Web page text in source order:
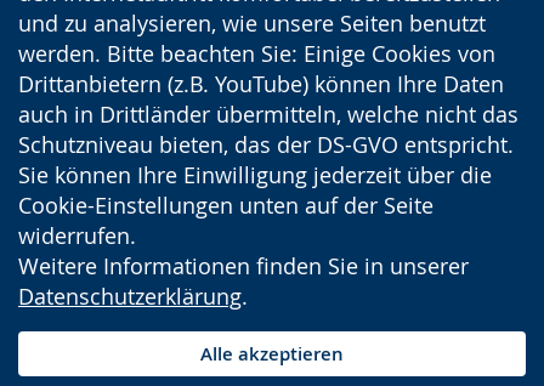
und zu analysieren, wie unsere Seiten benutzt
werden. Bitte beachten Sie: Einige Cookies von
Drittanbietern (z.B. YouTube) können Ihre Daten
auch in Drittländer übermitteln, welche nicht das
Schutzniveau bieten, das der DS-GVO entspricht.
Sie können Ihre Einwilligung jederzeit über die
Cookie-Einstellungen unten auf der Seite
widerrufen.
Weitere Informationen finden Sie in unserer
Datenschutzerklärung.
Alle akzeptieren